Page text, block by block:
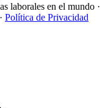
laborales en el mundo ·
· Política de Privacidad